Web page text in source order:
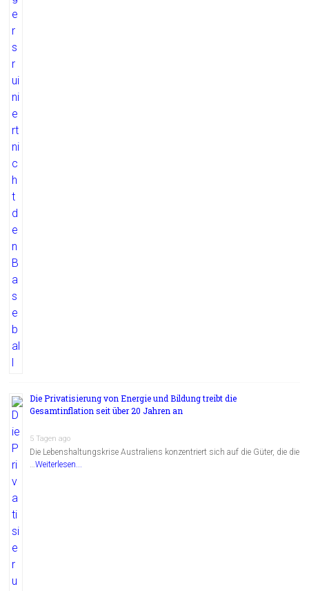
Die Privatisierung von Energie und Bildung treibt die
Gesamtinflation seit über 20 Jahren an
5 Tagen ago
Die Lebenshaltungskrise Australiens konzentriert sich auf die Güter, die die
…Weiterlesen...